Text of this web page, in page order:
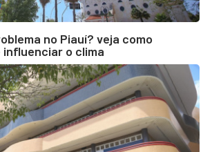
no Piauí? veja como
o clima